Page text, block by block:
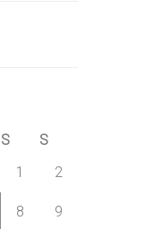
S
S
1
2
8 9